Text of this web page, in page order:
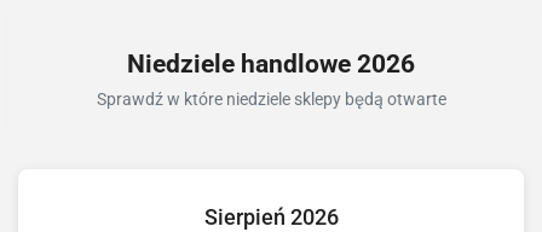
Niedziele handlowe 2026
Sprawdź w które niedziele sklepy będą otwarte
Sierpień 2026